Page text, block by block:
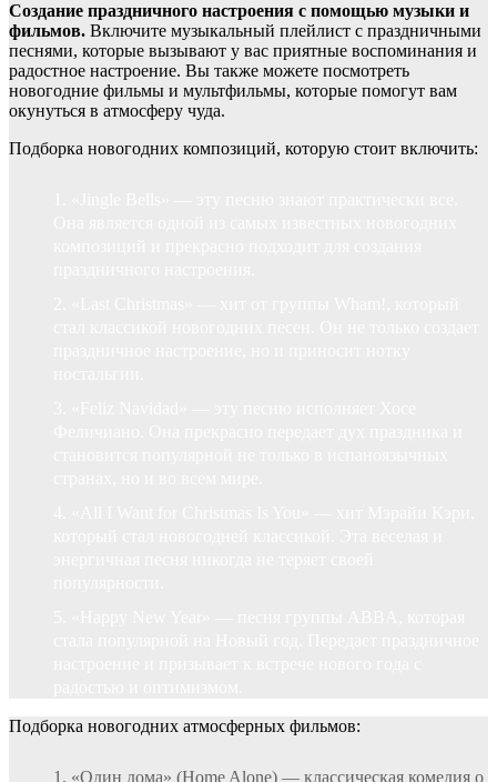
Создание праздничного настроения с помощью музыки и
фильмов. Включите музыкальный плейлист с праздничными
песнями, которые вызывают у вас приятные воспоминания и
радостное настроение. Вы также можете посмотреть
новогодние фильмы и мультфильмы, которые помогут вам
окунуться в атмосферу чуда.
Подборка новогодних композиций, которую стоит включить:
Подборка новогодних атмосферных фильмов:
«Один дома» (Home Alone) — классическая комедия о